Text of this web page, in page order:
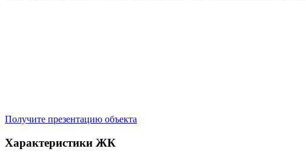
Получите презентацию объекта
Характеристики ЖК